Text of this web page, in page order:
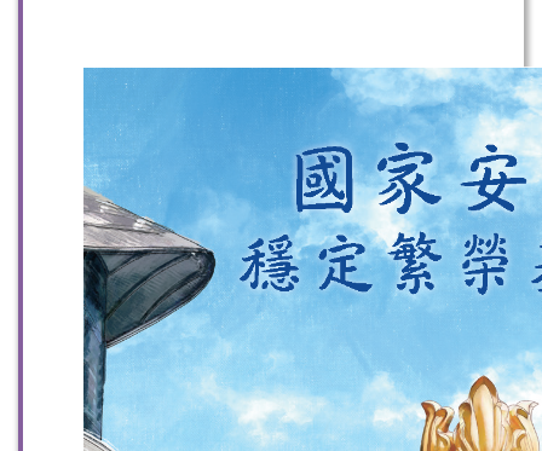
掃一掃關注我們的社交媒體，緊貼最新資訊！
微信 微博 小紅書